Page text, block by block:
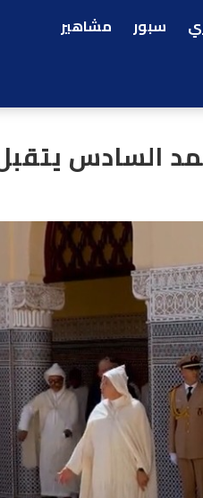
سبور مشاهير
السادس